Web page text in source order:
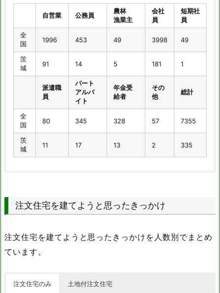
自営業 公務員
農林
漁業主
会社
員
短期社
員
全
国
1996 453 49 3998 49
茨
城
91 14 5 181 1
派遣職
員
パート
アルバ
イト
年金受
給者
その
他
総計
全
国
80 345 328 57 7355
茨
城
11 17 13 2 335
全
国
4814 803 16 9308
城
150
全
237 434
注文住宅を建てようと思ったきっかけ
注文住宅を建てようと思ったきっかけを人数別でまとめ
ています。
注文住宅のみ 土地付注文住宅